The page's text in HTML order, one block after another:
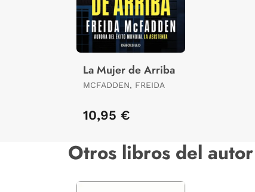
La Mujer de Arriba
MCFADDEN, FREIDA
10,95 €
Otros libros del autor